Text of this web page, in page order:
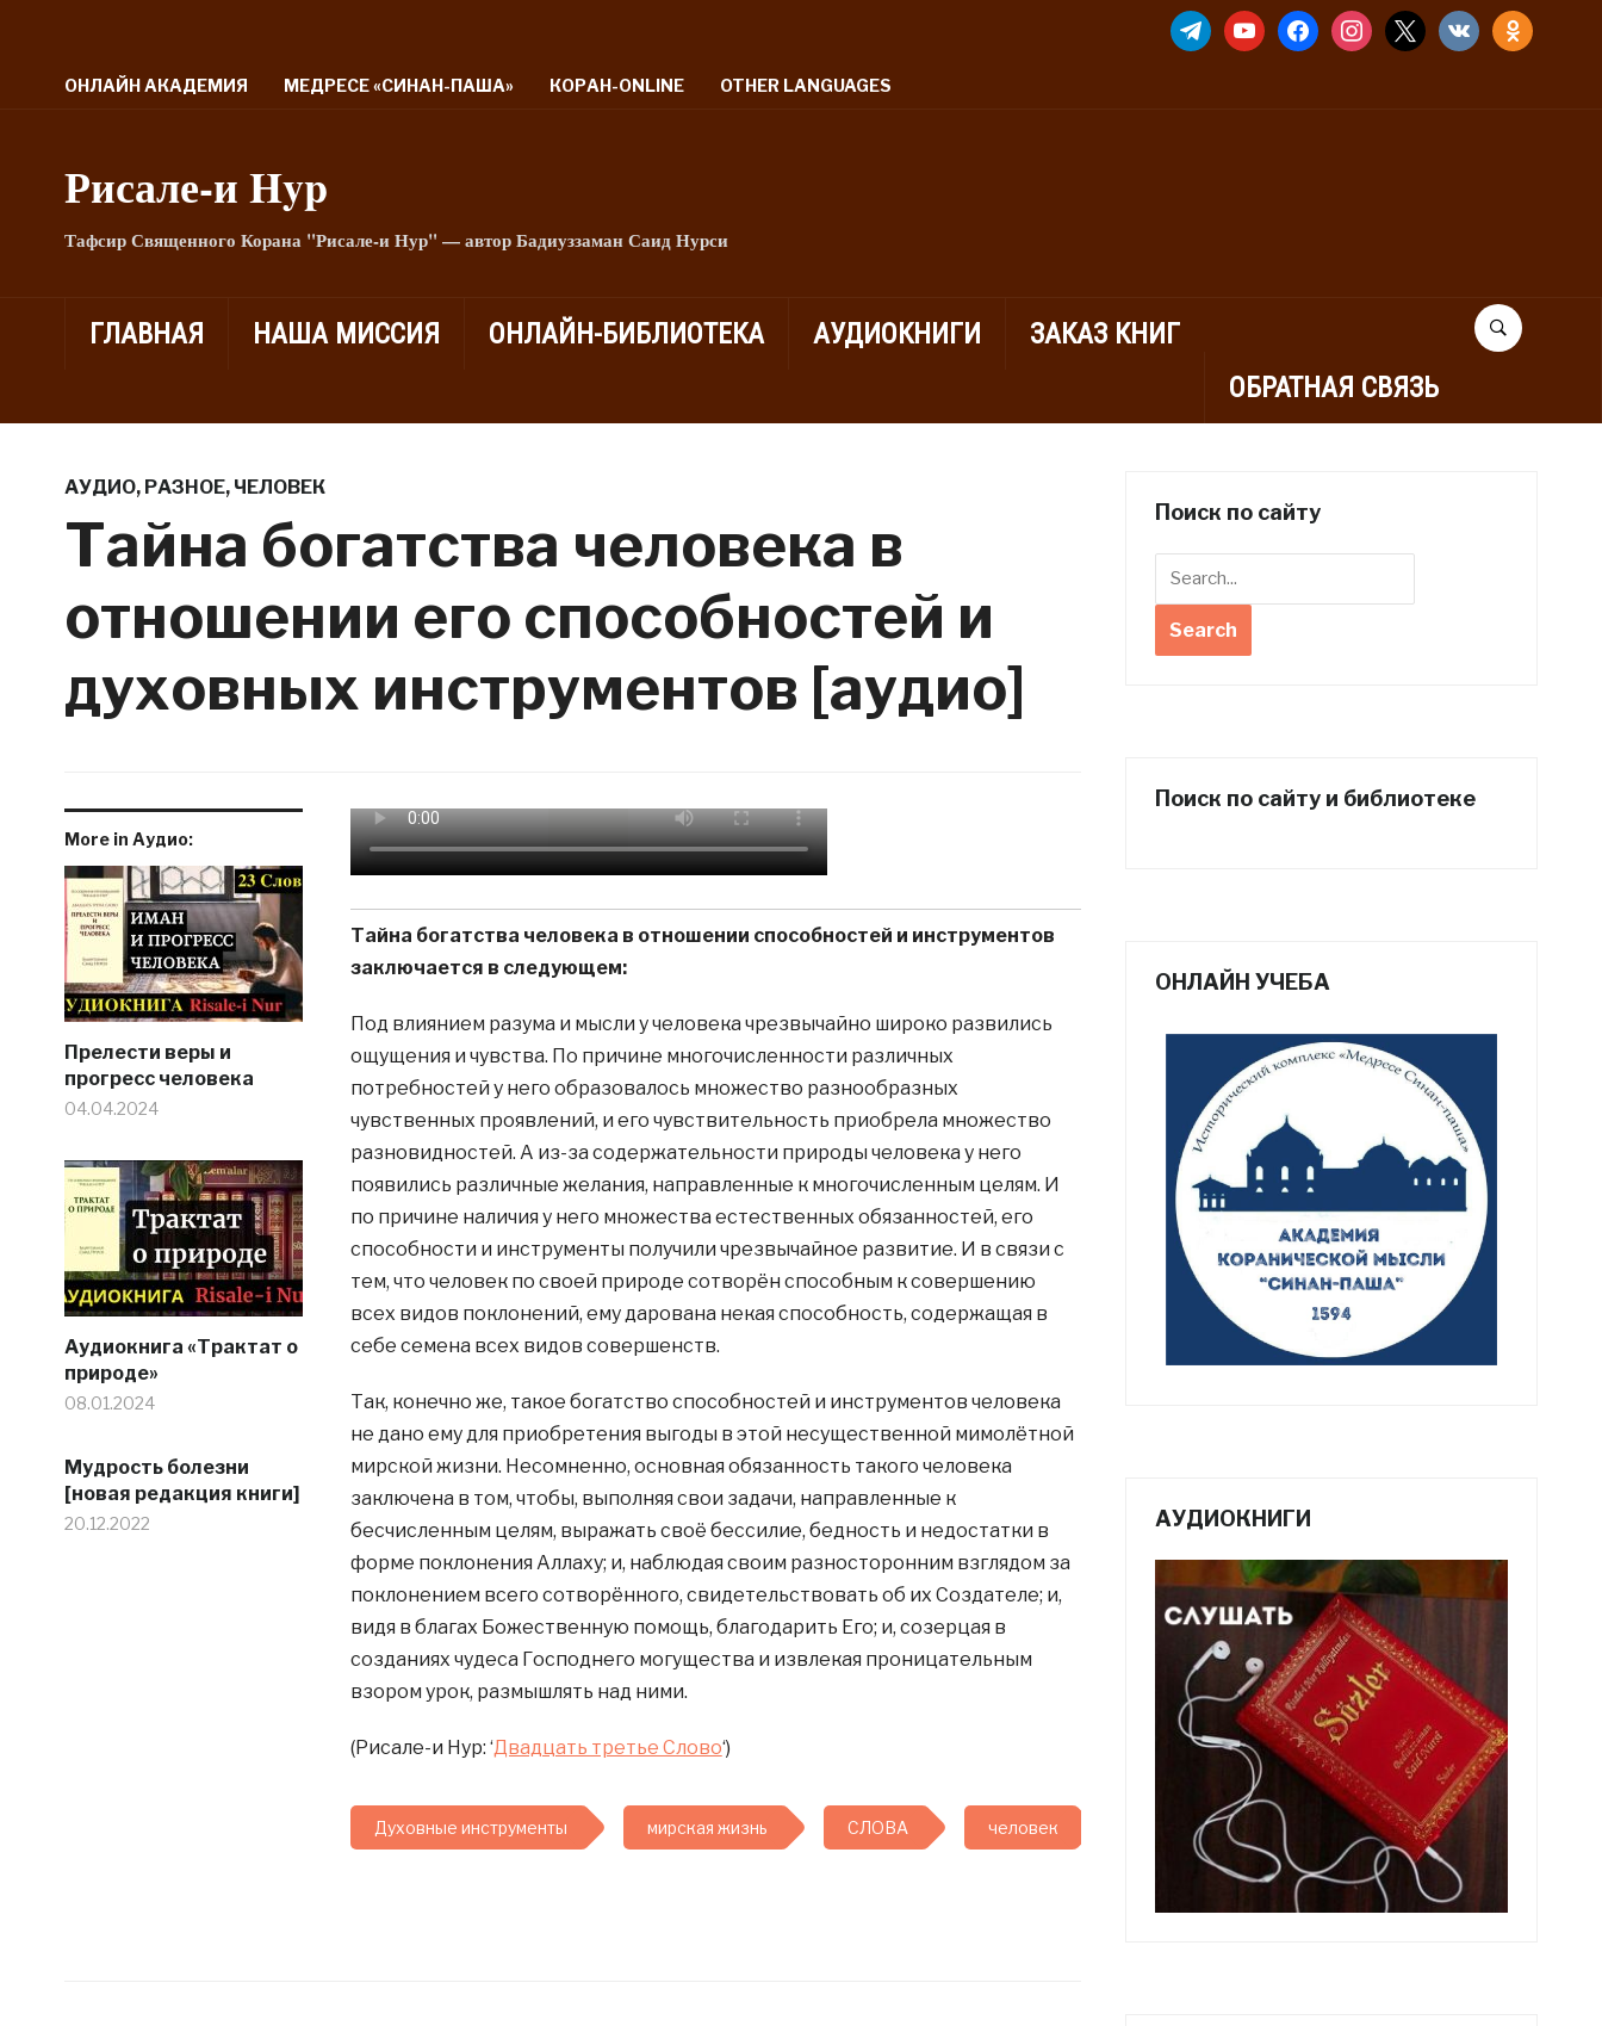
TELEGRAMYOUTUBEFACEBOOKINSTAGRAM
X VKONTAKTE
ОНЛАЙН АКАДЕМИЯ МЕДРЕСЕ «СИНАН-ПАША» КОРАН-ONLINE OTHER LANGUAGES
Рисале-и Hyp
Тафсир Священного Корана "Рисале-и Нур" — автор Бадиуззаман Саид Нурси
ГЛАВНАЯ НАША МИССИЯ ОНЛАЙН-БИБЛИОТЕКА АУДИОКНИГИ
ЗАКАЗ КНИГ
ОБРАТНАЯ СВЯЗЬ
АУДИО, РАЗНОЕ, ЧЕЛОВЕК
Тайна богатства человека в
отношении его способностей и
духовных инструментов [аудио]
More in Аудио:
Прелести веры и
прогресс человека
04.04.2024
Аудиокнига «Трактат о
природе»
08.01.2024
Мудрость болезни
[новая редакция книги]
20.12.2022
Тайна богатства человека в отношении способностей и инструментов
заключается в следующем:
Под влиянием разума и мысли у человека чрезвычайно широко развились
ощущения и чувства. По причине многочисленности различных
потребностей у него образовалось множество разнообразных
чувственных проявлений, и его чувствительность приобрела множество
разновидностей. А из-за содержательности природы человека у него
появились различные желания, направленные к многочисленным целям. И
по причине наличия у него множества естественных обязанностей, его
способности и инструменты получили чрезвычайное развитие. И в связи с
тем, что человек по своей природе сотворён способным к совершению
всех видов поклонений, ему дарована некая способность, содержащая в
себе семена всех видов совершенств.
Так, конечно же, такое богатство способностей и инструментов человека
не дано ему для приобретения выгоды в этой несущественной мимолётной
мирской жизни. Несомненно, основная обязанность такого человека
заключена в том, чтобы, выполняя свои задачи, направленные к
бесчисленным целям, выражать своё бессилие, бедность и недостатки в
форме поклонения Аллаху; и, наблюдая своим разносторонним взглядом за
поклонением всего сотворённого, свидетельствовать об их Создателе; и,
видя в благах Божественную помощь, благодарить Его; и, созерцая в
созданиях чудеса Господнего могущества и извлекая проницательным
взором урок, размышлять над ними.
(Рисале-и Нур: ‘Двадцать третье Слово‘)
Духовные инструменты мирская жизнь СЛОВА человек
Поиск по сайту
Поиск по сайту и библиотеке
ОНЛАЙН УЧЕБА
АУДИОКНИГИ